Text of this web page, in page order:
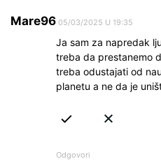
Mare96 05/03/2025 U 19:35
Ja sam za napredak
treba da prestanemo
treba odustajati od
planetu a ne da je
Odgovori